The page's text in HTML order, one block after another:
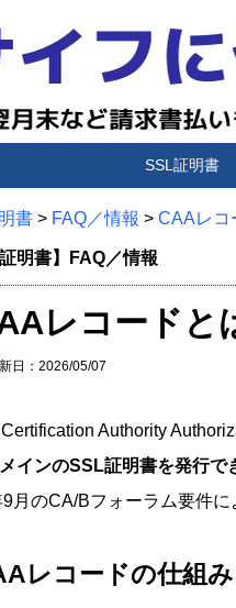
SSL証明書
書 > FAQ／情報 > CAAレコ
証明書】FAQ／情報
レコードと
日：2026/05/07
Authority
インのSSL証明書を発行で
月のCA/Bフォーラム要件
レコードの仕組み